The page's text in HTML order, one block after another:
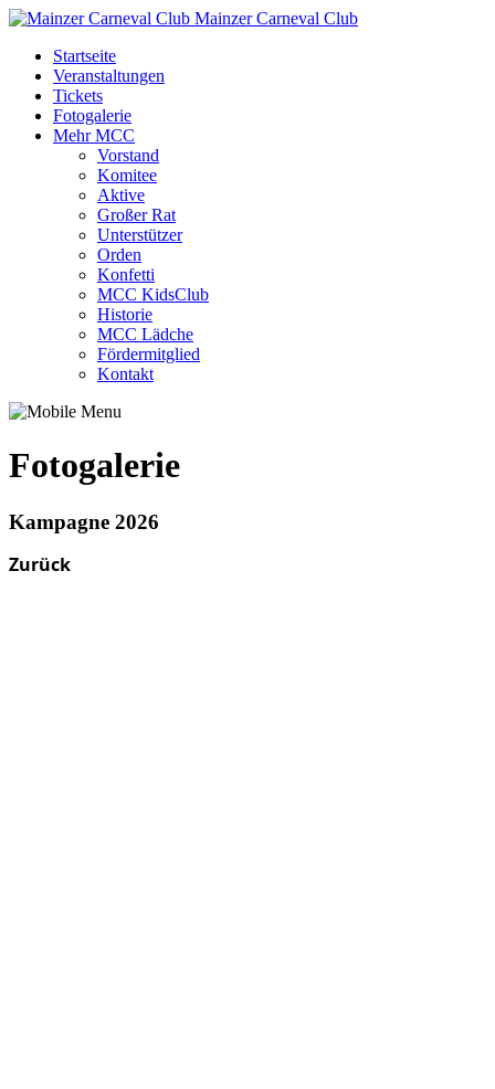
Mainzer Carneval Club
Startseite
Veranstaltungen
Tickets
Fotogalerie
Mehr MCC
Vorstand
Komitee
Aktive
Großer Rat
Unterstützer
Orden
Konfetti
MCC KidsClub
Historie
MCC Lädche
Fördermitglied
Kontakt
Fotogalerie
Kampagne 2026
Zurück